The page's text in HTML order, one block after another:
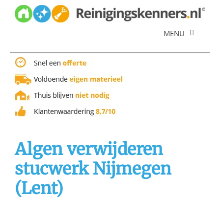
MENU
Diensten
Algen verwijderen
stucwerk Nijmegen
(Lent)